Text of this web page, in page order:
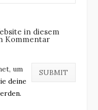
in diesem
Kommentar
um
deine